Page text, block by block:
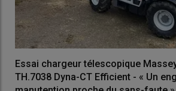
Essai chargeur télescopique
TH.7038 Dyna-CT Efficient - « Un